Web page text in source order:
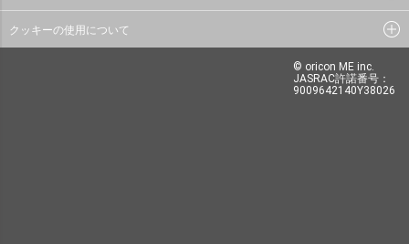
クッキーの使用について
© oricon ME inc.
JASRAC許諾番号：
9009642140Y38026